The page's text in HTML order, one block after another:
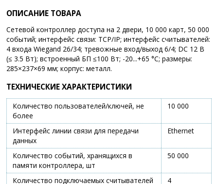
ОПИСАНИЕ ТОВАРА
Сетевой контроллер доступа на 2 двери, 10 000 карт, 50 000
событий; интерфейс связи: TCP/IP; интерфейс считывателей:
4 входа Wiegand 26/34; тревожные вход/выход 6/4; DC 12 В
(≤ 3.5 Вт); встроенный БП ≤100 Вт; -20...+65 °C; размеры:
285×237×69 мм; корпус: металл.
ТЕХНИЧЕСКИЕ ХАРАКТЕРИСТИКИ
Количество пользователей/ключей, не
более
10 000
Интерфейс линии связи для передачи
данных
Ethernet
Количество событий, хранящихся в
памяти контроллера, шт
50 000
Количество подключаемых считывателей
4